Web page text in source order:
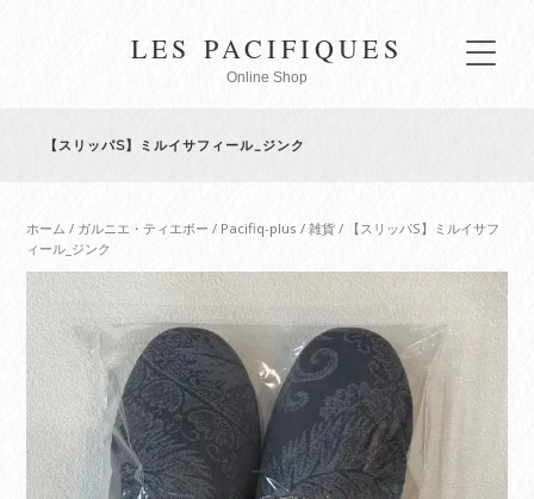
LES PACIFIQUES
Online Shop
【スリッパS】ミルイサフィール_ジンク
ホーム / ガルニエ・ティエボー / Pacifiq-plus /雑貨 / 【スリッパS】ミルイサフ
ィール_ジンク